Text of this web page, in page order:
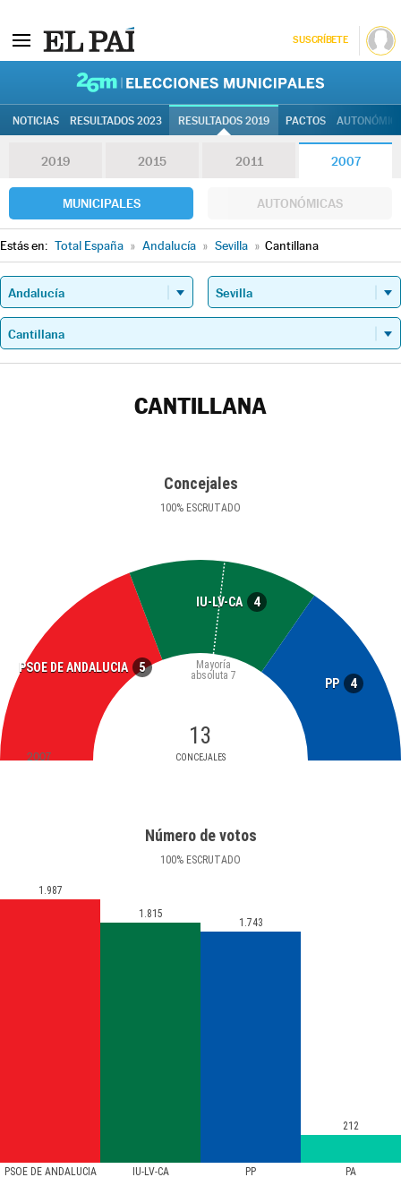
SUSCRÍBETE
NOTICIAS RESULTADOS 2023 RESULTADOS 2019 PACTOS
2019 2015 2011 2007
MUNICIPALES AUTONÓMICAS
Estás en: Total España » Andalucía » Sevilla » Cantillana
CANTILLANA
Concejales
100% ESCRUTADO
PSOE DE ANDALUCIA 5
IU-LV-CA 4
PP 4
13
CONCEJALES
Mayoría
absoluta 7
2007
Número de votos
100% ESCRUTADO
PSOE DE ANDALUCIA IU-LV-CA PP PA
1.987
1.815
1.743
212